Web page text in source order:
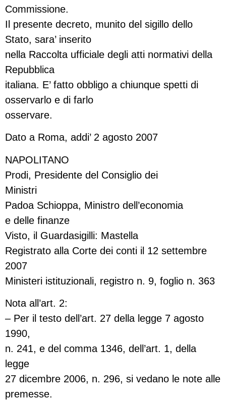
Commissione.
Il presente decreto, munito del sigillo dello
Stato, sara’ inserito
nella Raccolta ufficiale degli atti normativi della
Repubblica
italiana. E’ fatto obbligo a chiunque spetti di
osservarlo e di farlo
osservare.
Dato a Roma, addi’ 2 agosto 2007
NAPOLITANO
Prodi, Presidente del Consiglio dei
Ministri
Padoa Schioppa, Ministro dell’economia
e delle finanze
Visto, il Guardasigilli: Mastella
Registrato alla Corte dei conti il 12 settembre
2007
Ministeri istituzionali, registro n. 9, foglio n. 363
Nota all’art. 2:
– Per il testo dell’art. 27 della legge 7 agosto
1990,
n. 241, e del comma 1346, dell’art. 1, della
legge
27 dicembre 2006, n. 296, si vedano le note alle
premesse.